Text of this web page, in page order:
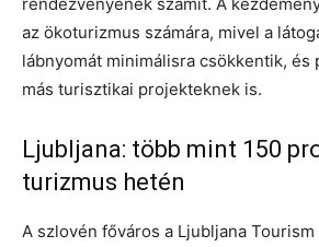
az ökoturizmus számára, mivel a
lábnyomát minimálisra csökkentik, és
más turisztikai projekteknek is.
Ljubljana: több mint 150
turizmus hetén
A szlovén főváros a Ljubljana